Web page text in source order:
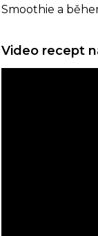
Smoothie a
Video recept